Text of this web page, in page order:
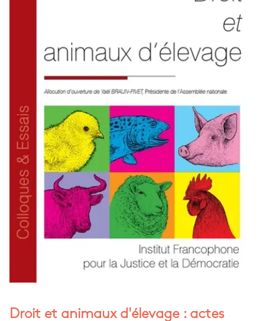
Droit et animaux d'élevage : actes